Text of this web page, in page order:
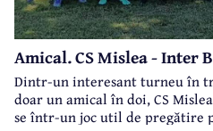
Amical. CS Mislea - Inter
Dintr-un interesant turneu în
doar un amical în doi, CS
se într-un joc util de pregătire